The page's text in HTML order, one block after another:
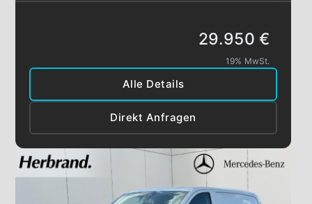
Alle Details
Direkt Anfragen
29.950 €
19% MwSt.